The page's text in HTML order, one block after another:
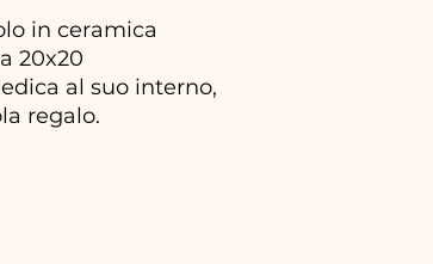
in ceramica
20x20
al suo interno,
regalo.